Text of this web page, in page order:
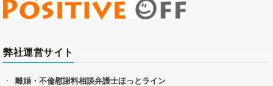
弊社運営サイト
離婚・不倫慰謝料相談弁護士ほっとライン